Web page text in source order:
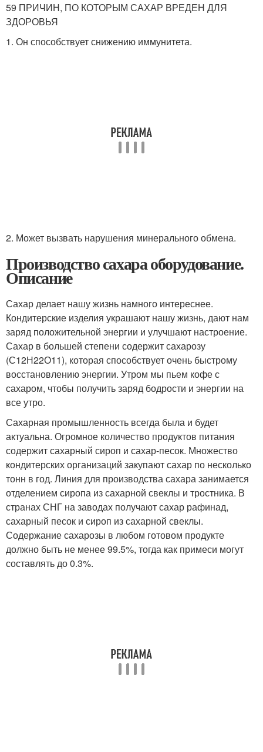
59 ПРИЧИН, ПО КОТОРЫМ САХАР ВРЕДЕН ДЛЯ
ЗДОРОВЬЯ
1. Он способствует снижению иммунитета.
2. Может вызвать нарушения минерального обмена.
Производство сахара оборудование.
Описание
Сахар делает нашу жизнь намного интереснее.
Кондитерские изделия украшают нашу жизнь, дают нам
заряд положительной энергии и улучшают настроение.
Сахар в большей степени содержит сахарозу
(С12Н22О11), которая способствует очень быстрому
восстановлению энергии. Утром мы пьем кофе с
сахаром, чтобы получить заряд бодрости и энергии на
все утро.
Сахарная промышленность всегда была и будет
актуальна. Огромное количество продуктов питания
содержит сахарный сироп и сахар-песок. Множество
кондитерских организаций закупают сахар по несколько
тонн в год. Линия для производства сахара занимается
отделением сиропа из сахарной свеклы и тростника. В
странах СНГ на заводах получают сахар рафинад,
сахарный песок и сироп из сахарной свеклы.
Содержание сахарозы в любом готовом продукте
должно быть не менее 99.5%, тогда как примеси могут
составлять до 0.3%.